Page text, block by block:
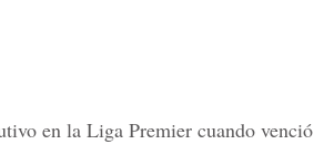
en la Liga Premier cuando venció